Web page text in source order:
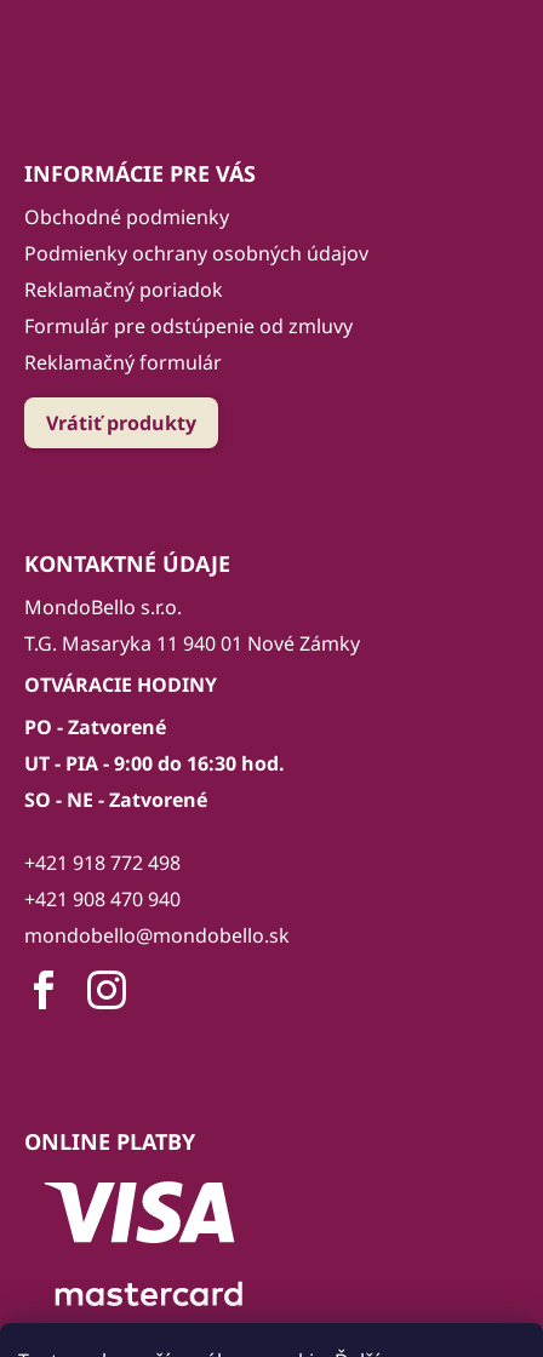
INFORMÁCIE PRE VÁS
Obchodné podmienky
Podmienky ochrany osobných údajov
Reklamačný poriadok
Formulár pre odstúpenie od zmluvy
Reklamačný formulár
Vrátiť produkty
KONTAKTNÉ ÚDAJE
MondoBello s.r.o.
T.G. Masaryka 11 940 01 Nové Zámky
OTVÁRACIE HODINY
PO - Zatvorené
UT - PIA - 9:00 do 16:30 hod.
SO - NE - Zatvorené
+421 918 772 498
+421 908 470 940
mondobello@mondobello.sk
ONLINE PLATBY